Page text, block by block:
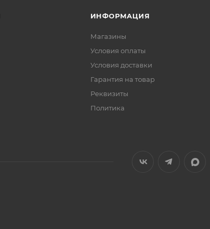
ИНФОРМАЦИЯ
Магазины
Условия оплаты
Условия доставки
Гарантия на товар
Реквизиты
Политика